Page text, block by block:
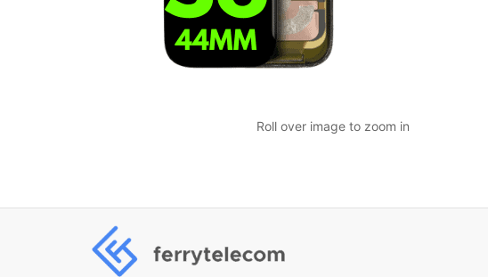
Roll over image to zoom in